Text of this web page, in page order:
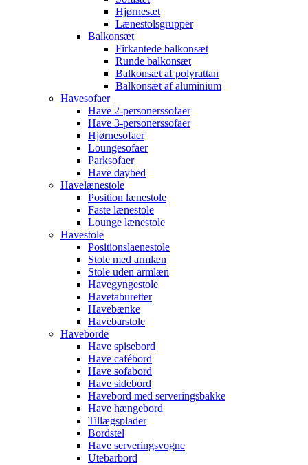
Hjørnesæt
Lænestolsgrupper
Balkonsæt
Firkantede balkonsæt
Runde balkonsæt
Balkonsæt af polyrattan
Balkonsæt af aluminium
Havesofaer
Have 2-personerssofaer
Have 3-personerssofaer
Hjørnesofaer
Loungesofaer
Parksofaer
Have daybed
Havelænestole
Position lænestole
Faste lænestole
Lounge lænestole
Havestole
Positionslaenestole
Stole med armlæn
Stole uden armlæn
Havegyngestole
Havetaburetter
Havebænke
Havebarstole
Haveborde
Have spisebord
Have cafébord
Have sofabord
Have sidebord
Havebord med serveringsbakke
Have hængebord
Tillægsplader
Bordstel
Have serveringsvogne
Utebarbord